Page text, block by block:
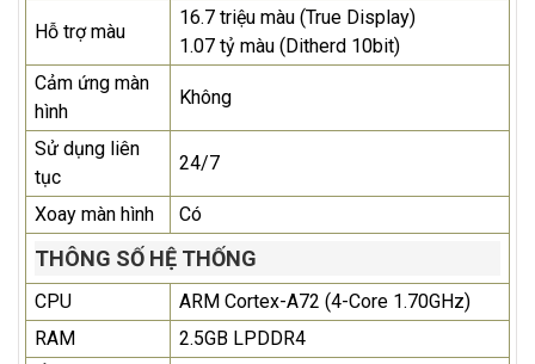
Hỗ trợ màu
16.7 triệu màu (True Display)
1.07 tỷ màu (Ditherd 10bit)
Cảm ứng màn
hình
Không
Sử dụng liên
tục
24/7
Xoay màn hình Có
THÔNG SỐ HỆ THỐNG
CPU
ARM Cortex-A72 (4-Core 1.70GHz)
RAM
2.5GB LPDDR4